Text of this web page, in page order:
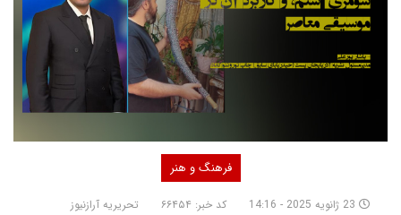
فرهنگ و هنر
23 ژانویه 2025 - 14:16 کد خبر: ۶۶۴۵۴ تحریریه آرازنیوز